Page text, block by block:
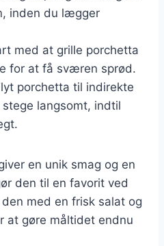
inden du lægger
med at grille porchetta
for at få sværen sprød.
porchetta til indirekte
langsomt, indtil
en unik smag og en
den til en favorit ved
med en frisk salat og
at gøre måltidet endnu